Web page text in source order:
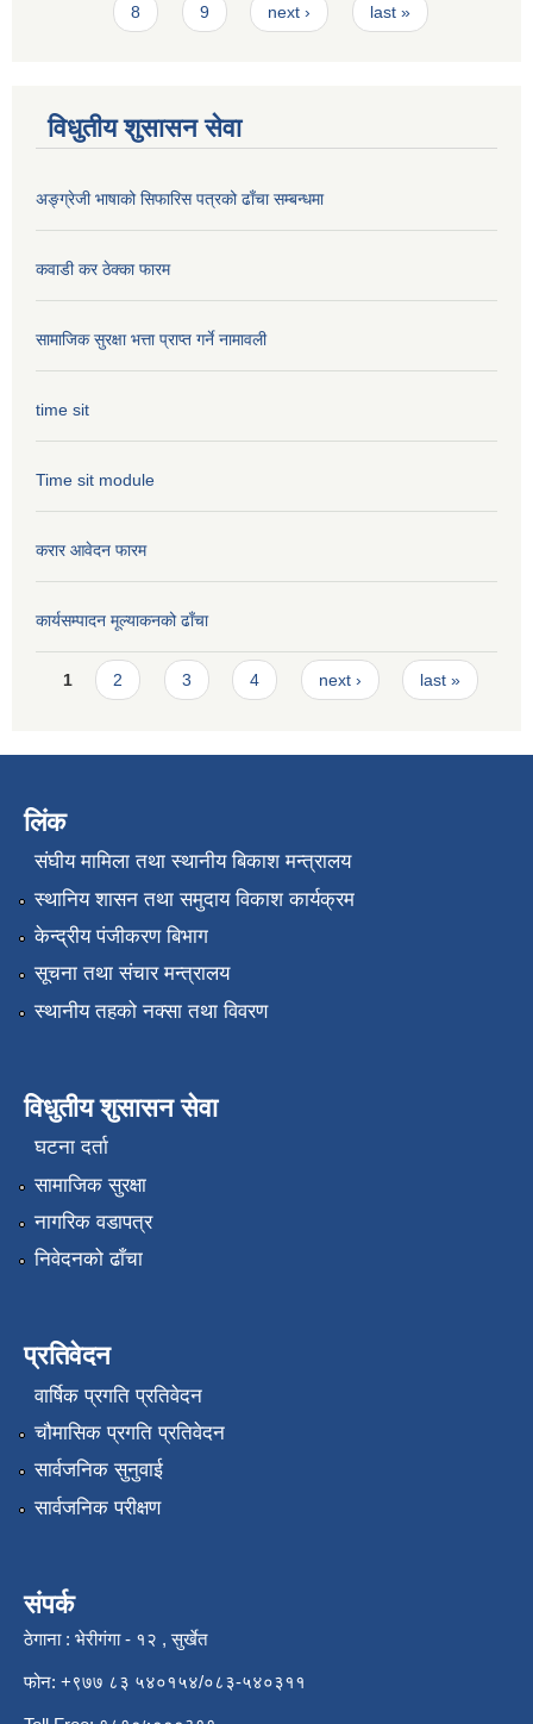
8 9 next › last »
विधुतीय शुसासन सेवा
अङ्ग्रेजी भाषाको सिफारिस पत्रको ढाँचा सम्बन्धमा
कवाडी कर ठेक्का फारम
सामाजिक सुरक्षा भत्ता प्राप्त गर्ने नामावली
time sit
Time sit module
करार आवेदन फारम
कार्यसम्पादन मूल्या‌कनको ढाँचा
Pages
1 2 3 4 next › last »
लिंक
संघीय मामिला तथा स्थानीय बिकाश मन्त्रालय
स्थानिय शासन तथा समुदाय विकाश कार्यक्रम
केन्द्रीय पंजीकरण बिभाग
सूचना तथा संचार मन्त्रालय
स्थानीय तहको नक्सा तथा विवरण
विधुतीय शुसासन सेवा
घटना दर्ता
सामाजिक सुरक्षा
नागरिक वडापत्र
निवेदनको ढाँचा
प्रतिवेदन
वार्षिक प्रगति प्रतिवेदन
चौमासिक प्रगति प्रतिवेदन
सार्वजनिक सुनुवाई
सार्वजनिक परीक्षण
संपर्क
ठेगाना : भेरीगंगा - १२ , सुर्खेत
फोन: +९७७ ८३ ५४०१५४/०८३-५४०३११